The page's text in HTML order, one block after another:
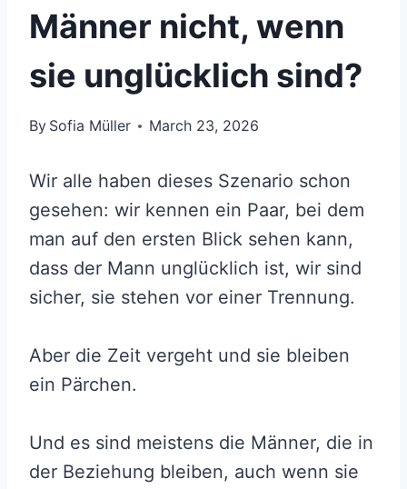
Männer nicht, wenn
sie unglücklich sind?
By Sofia Müller March 23, 2026
Wir alle haben dieses Szenario schon
gesehen: wir kennen ein Paar, bei dem
man auf den ersten Blick sehen kann,
dass der Mann unglücklich ist, wir sind
sicher, sie stehen vor einer Trennung.
Aber die Zeit vergeht und sie bleiben
ein Pärchen.
Und es sind meistens die Männer, die in
der Beziehung bleiben, auch wenn sie